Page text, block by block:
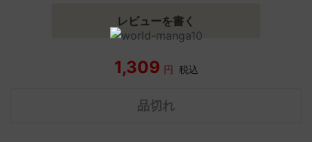
レビューを書く
1,309 円 税込
品切れ